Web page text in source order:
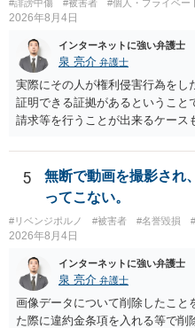
方法を選択することが重要です。
#誹謗中傷 #被害者 #個人・プライベー
2026年8月4日
インターネットに強い弁護士
泉 亮介 弁護士
実際にその人が権利侵害行為をし
証明できる証拠があるということ
請求等を行うことが出来るケー
に個別に相談されると良いでしょ
5
無断で動画を撮影され
ってこない。
#リベンジポルノ #被害者 #名誉毀損
2026年8月4日
インターネットに強い弁護士
泉 亮介 弁護士
画像データについて削除したこと
た際に違約金条項を入れる等で削